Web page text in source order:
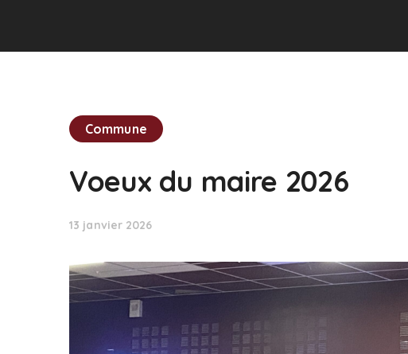
Commune
Voeux du maire 2026
13 janvier 2026